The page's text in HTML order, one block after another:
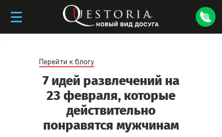
Перейти к блогу
7 идей развлечений на
23 февраля, которые
действительно
понравятся мужчинам